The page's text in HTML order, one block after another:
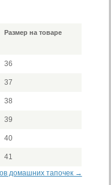
Размер на товаре
36
37
38
39
40
41
домашних тапочек →